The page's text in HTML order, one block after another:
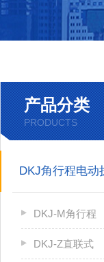
产品分类
PRODUCTS
DKJ-M角行程
DKJ-Z直联式